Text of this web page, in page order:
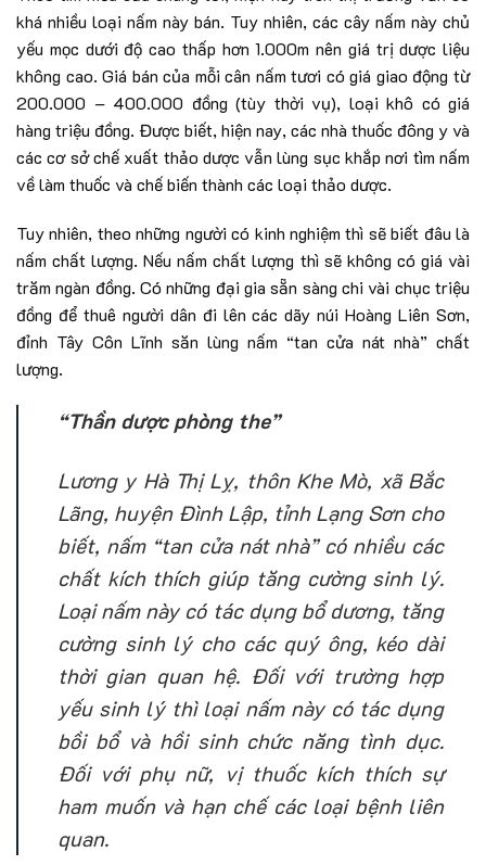
khá nhiều loại nấm này bán. Tuy nhiên, các cây nấm này chủ
yếu mọc dưới độ cao thấp hơn 1.000m nên giá trị dược liệu
không cao. Giá bán của mỗi cân nấm tươi có giá giao động từ
200.000 – 400.000 đồng (tùy thời vụ), loại khô có giá
hàng triệu đồng. Được biết, hiện nay, các nhà thuốc đông y và
các cơ sở chế xuất thảo dược vẫn lùng sục khắp nơi tìm nấm
về làm thuốc và chế biến thành các loại thảo dược.
Tuy nhiên, theo những người có kinh nghiệm thì sẽ biết đâu là
nấm chất lượng. Nếu nấm chất lượng thì sẽ không có giá vài
trăm ngàn đồng. Có những đại gia sẵn sàng chi vài chục triệu
đồng để thuê người dân đi lên các dãy núi Hoàng Liên Sơn,
đỉnh Tây Côn Lĩnh săn lùng nấm “tan cửa nát nhà” chất
lượng.
“Thần dược phòng the”
Lương y Hà Thị Lỵ, thôn Khe Mò, xã Bắc
Lãng, huyện Đình Lập, tỉnh Lạng Sơn cho
biết, nấm “tan cửa nát nhà” có nhiều các
chất kích thích giúp tăng cường sinh lý.
Loại nấm này có tác dụng bổ dương, tăng
cường sinh lý cho các quý ông, kéo dài
thời gian quan hệ. Đối với trường hợp
yếu sinh lý thì loại nấm này có tác dụng
bồi bổ và hồi sinh chức năng tình dục.
Đối với phụ nữ, vị thuốc kích thích sự
ham muốn và hạn chế các loại bệnh liên
quan.